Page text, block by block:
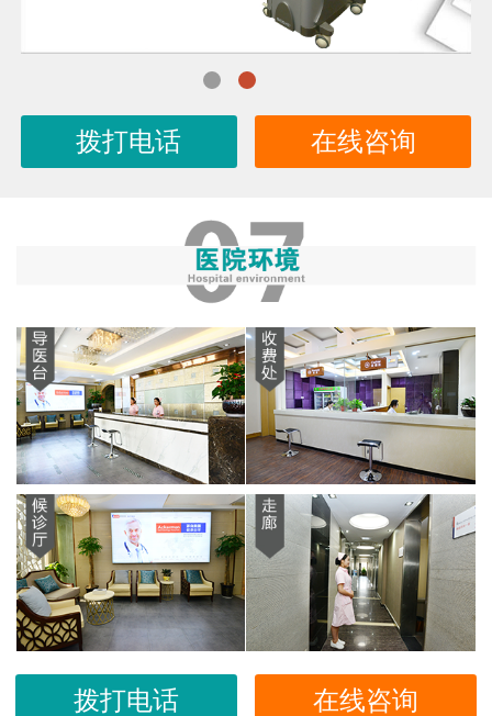
拨打电话 在线咨询
拨打电话 在线咨询